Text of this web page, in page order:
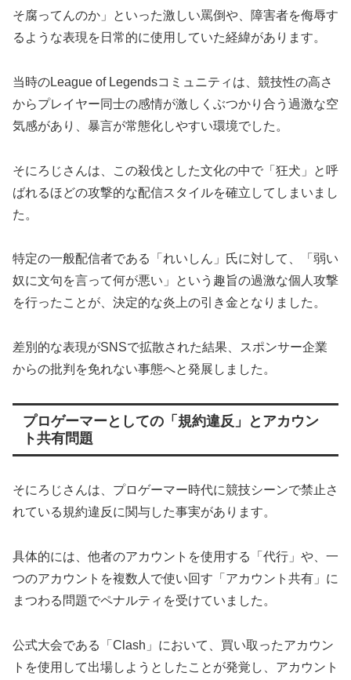
そ腐ってんのか」といった激しい罵倒や、障害者を侮辱す
るような表現を日常的に使用していた経緯があります。
当時のLeague of Legendsコミュニティは、競技性の高さ
からプレイヤー同士の感情が激しくぶつかり合う過激な空
気感があり、暴言が常態化しやすい環境でした。
そにろじさんは、この殺伐とした文化の中で「狂犬」と呼
ばれるほどの攻撃的な配信スタイルを確立してしまいまし
た。
特定の一般配信者である「れいしん」氏に対して、「弱い
奴に文句を言って何が悪い」という趣旨の過激な個人攻撃
を行ったことが、決定的な炎上の引き金となりました。
差別的な表現がSNSで拡散された結果、スポンサー企業
からの批判を免れない事態へと発展しました。
プロゲーマーとしての「規約違反」とアカウン
ト共有問題
そにろじさんは、プロゲーマー時代に競技シーンで禁止さ
れている規約違反に関与した事実があります。
具体的には、他者のアカウントを使用する「代行」や、一
つのアカウントを複数人で使い回す「アカウント共有」に
まつわる問題でペナルティを受けていました。
公式大会である「Clash」において、買い取ったアカウン
トを使用して出場しようとしたことが発覚し、アカウント